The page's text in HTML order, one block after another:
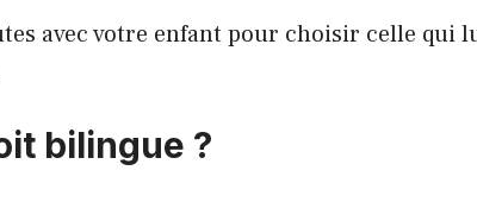
avec votre enfant pour choisir celle qui
bilingue ?